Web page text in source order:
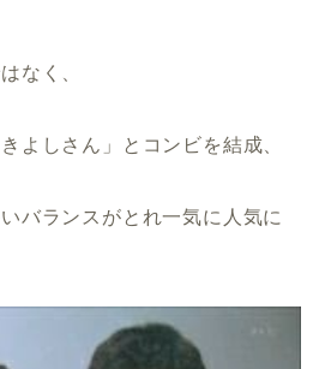
なく、
よしさん」とコンビを結成、
バランスがとれ一気に人気に